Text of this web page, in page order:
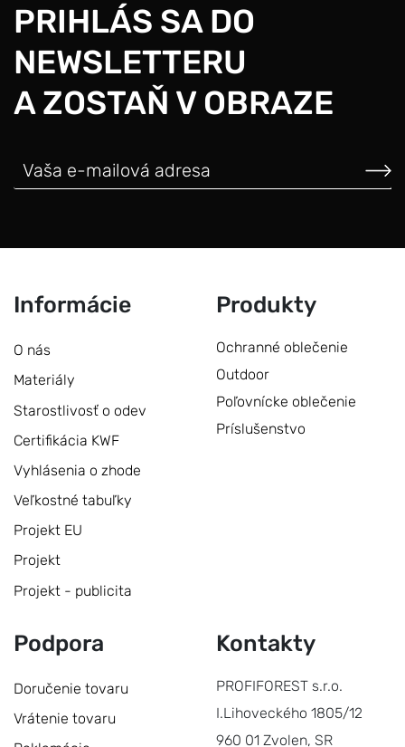
PRIHLÁS SA DO
NEWSLETTERU
A ZOSTAŇ V OBRAZE
Informácie
O nás
Materiály
Starostlivosť o odev
Certifikácia KWF
Vyhlásenia o zhode
Veľkostné tabuľky
Projekt EU
Projekt
Projekt - publicita
Produkty
Ochranné oblečenie
Outdoor
Poľovnícke oblečenie
Príslušenstvo
Podpora
Doručenie tovaru
Vrátenie tovaru
Kontakty
PROFIFOREST s.r.o.
I.Lihoveckého 1805/12
960 01 Zvolen, SR